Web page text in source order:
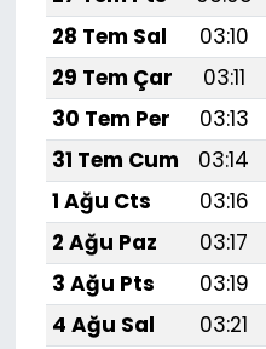
28 Tem Sal
03:10
29 Tem Çar
03:11
30 Tem Per
03:13
31 Tem Cum
03:14
1 Ağu Cts
03:16
2 Ağu Paz
03:17
3 Ağu Pts
03:19
4 Ağu Sal
03:21